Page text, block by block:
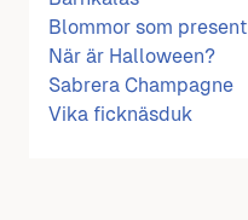
Blommor som present
När är Halloween?
Sabrera Champagne
Vika ficknäsduk